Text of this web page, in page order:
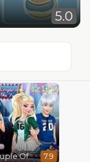
5.0
Disney Couple Of The Year 7.9